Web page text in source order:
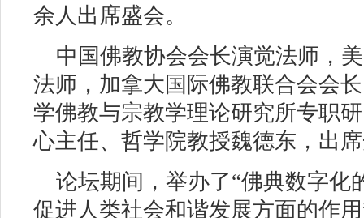
余人出席盛会。
中国佛教协会会长演觉法师，
法师，加拿大国际佛教联合会会
学佛教与宗教学理论研究所专职
心主任、哲学院教授魏德东，出
论坛期间，举办了“佛典数字化
促进人类社会和谐发展方面的作